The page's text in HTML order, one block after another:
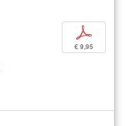
p
€ 9,95